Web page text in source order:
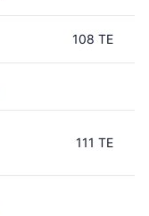
108 TE
111 TE